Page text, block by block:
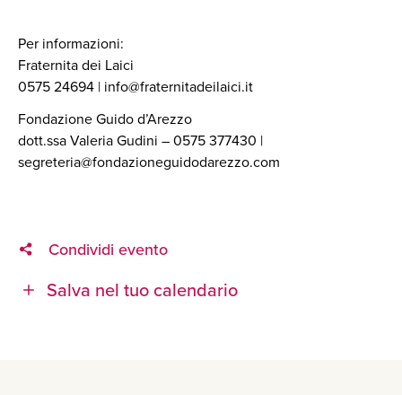
Per informazioni:
Fraternita dei Laici
0575 24694 | info@fraternitadeilaici.it
Fondazione Guido d’Arezzo
dott.ssa Valeria Gudini – 0575 377430 |
segreteria@fondazioneguidodarezzo.com
Condividi evento
Salva nel tuo calendario